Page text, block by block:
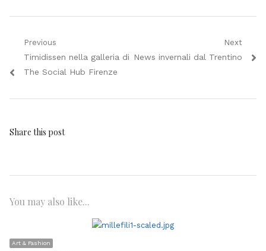
Navigazione
articoli
Previous
Previous
post:
Timidissen nella galleria di
The Social Hub Firenze
Next
Next
News invernali dal Trentino
Share this post
You may also like...
Art & Fashion